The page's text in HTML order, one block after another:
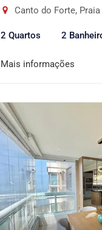
Canto do Forte, Praia
2 Quartos 2
Mais informações